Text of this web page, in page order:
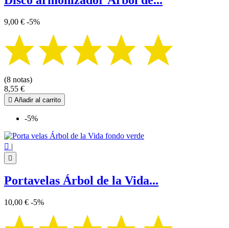
9,00 € -5%
(8 notas)
8,55 €
 Añadir al carrito
-5%
 |

Portavelas Árbol de la Vida...
10,00 € -5%